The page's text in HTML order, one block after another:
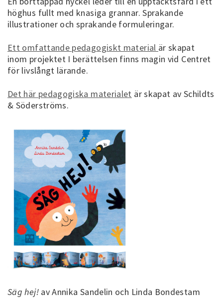
höghus fullt med knasiga grannar. Sprakande
illustrationer och sprakande formuleringar.
Ett omfattande pedagogiskt material är skapat
inom projektet I berättelsen finns magin vid Centret
för livslångt lärande.
Det här pedagogiska materialet är skapat av Schildts
& Söderströms.
Säg hej! av Annika Sandelin och Linda Bondestam